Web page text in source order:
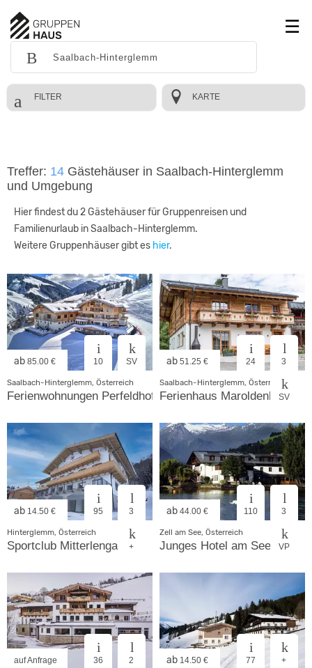
FILTER KARTE
Treffer: 14 Gästehäuser in Saalbach-Hinterglemm
und Umgebung
Hier findest du 2 Gästehäuser für Gruppenreisen und
Familienurlaub in Saalbach-Hinterglemm.
Weitere Gruppenhäuser gibt es hier.
ab 85.00 € 10 SV
Saalbach-Hinterglemm, Österreich
Ferienwohnungen Perfeldhof
ab 51.25 € 24 3
SV
Saalbach-Hinterglemm, Österreich
Ferienhaus Maroldenhof
ab 14.50 € 95 3
+
Hinterglemm, Österreich
Sportclub Mitterlengau
ab 44.00 € 110 3
VP
Zell am See, Österreich
Junges Hotel am See
auf Anfrage 36 2 ab 14.50 € 77 +